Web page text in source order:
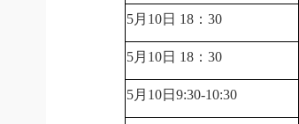
5月10日 18：30
5月10日 18：30
5月10日9:30-10:30